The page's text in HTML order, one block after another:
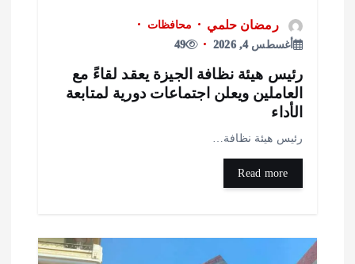
رمضان حلمي
محافظات
أغسطس 4, 2026
49
هيئة نظافة الجيزة يعقد لقاءً مع
ويعلن اجتماعات دورية لمتابعة
هيئة نظافة…